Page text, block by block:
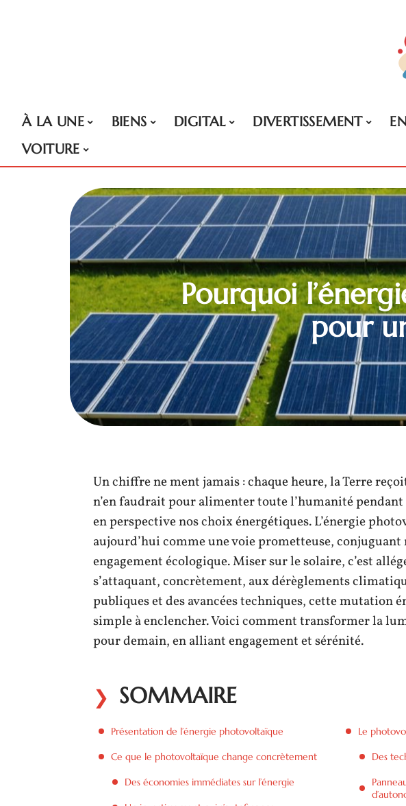
À LA UNE BIENS DIGITAL DIVERTISSEMENT
VOITURE
Pourquoi
pour
Un chiffre ne ment jamais : chaque heure, la Terre
n’en faudrait pour alimenter toute l’humanité
en perspective nos choix énergétiques. L’énergie
aujourd’hui comme une voie prometteuse,
engagement écologique. Miser sur le solaire, c’est
s’attaquant, concrètement, aux dérèglements
publiques et des avancées techniques, cette mutation
simple à enclencher. Voici comment transformer la
pour demain, en alliant engagement et sérénité.
SOMMAIRE
Présentation de l’énergie photovoltaïque
Ce que le photovoltaïque change concrètement
Des économies immédiates sur l’énergie
Le
Des